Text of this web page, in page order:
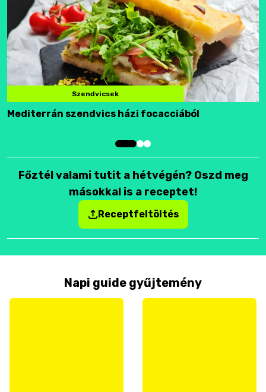
Szendvicsek
Mediterrán szendvics házi focacciából
Főztél valami tutit a hétvégén? Oszd meg
másokkal is a receptet!
Receptfeltöltés
Napi guide gyűjtemény